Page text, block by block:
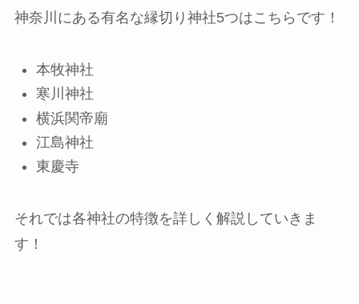
神奈川にある有名な縁切り神社5つはこちらです！
本牧神社
寒川神社
横浜関帝廟
江島神社
東慶寺
それでは各神社の特徴を詳しく解説していきま
す！